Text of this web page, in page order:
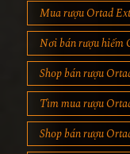
Mua rượu Ortad
Nơi bán rượu hiếm
Shop bán rượu
Tìm mua rượu
Shop bán rượu